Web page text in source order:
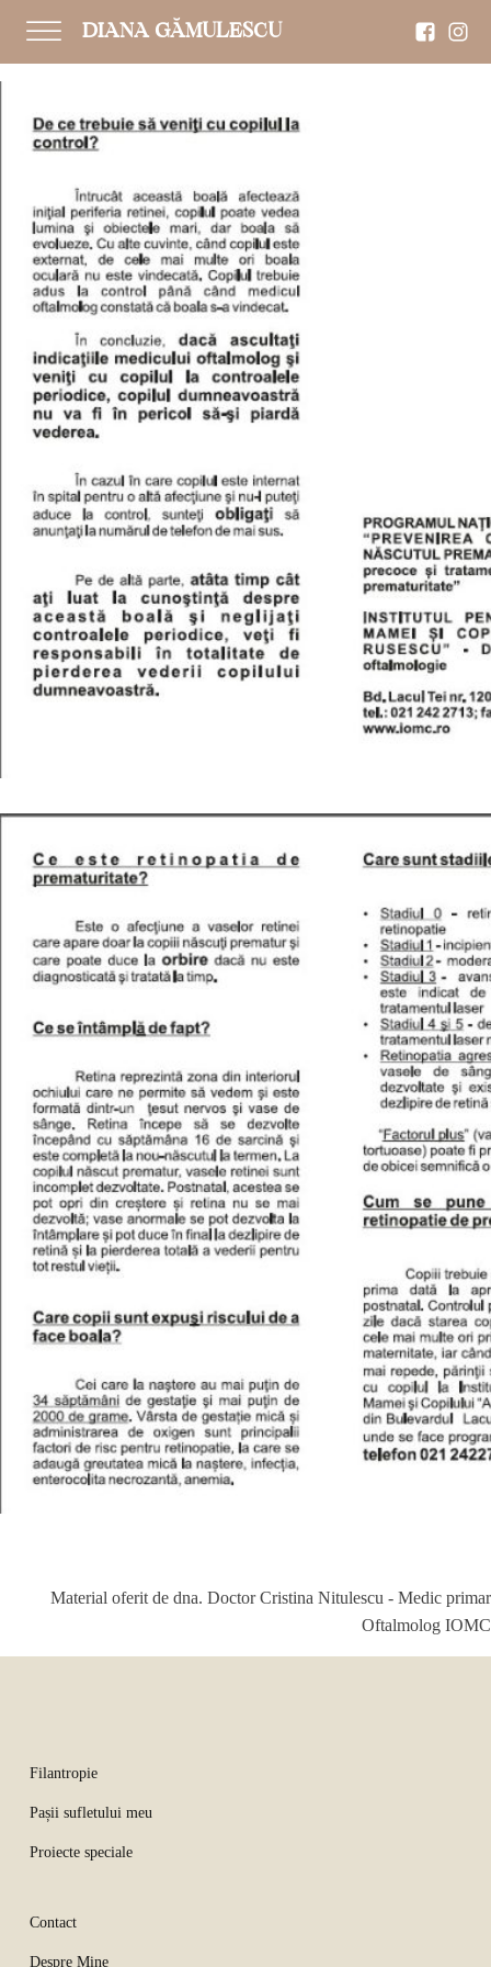
DIANA GĂMULESCU
Material oferit de dna. Doctor Cristina Nitulescu - Medic primar
Oftalmolog IOMC
Filantropie
Pașii sufletului meu
Proiecte speciale
Contact
Despre Mine